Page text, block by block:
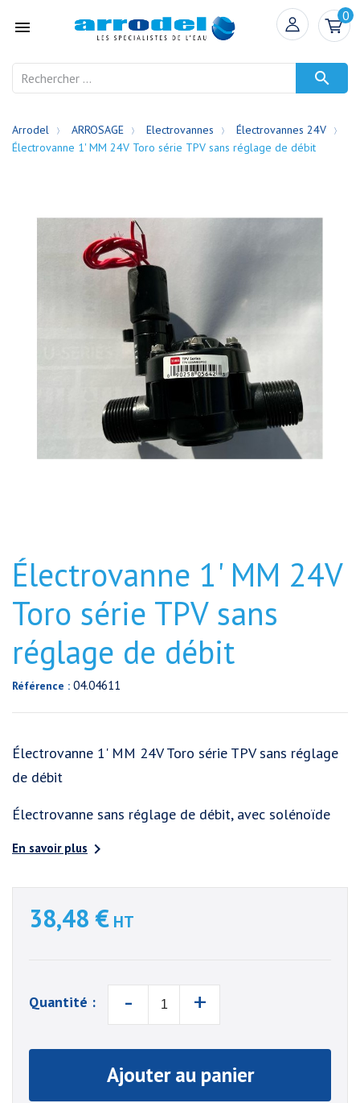

0

Arrodel ARROSAGE Electrovannes
Électrovannes 24V
Électrovanne 1' MM 24V Toro série TPV sans réglage de débit
Électrovanne 1' MM 24V
Toro série TPV sans
réglage de débit
Référence : 04.04611
Électrovanne 1' MM 24V Toro série TPV sans réglage
de débit
Électrovanne sans réglage de débit, avec solénoïde
En savoir plus 
38,48 € HT
Quantité : - +
Ajouter au panier